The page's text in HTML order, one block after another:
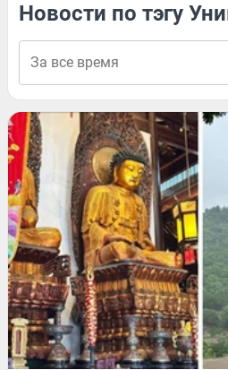
Новости по тэгу